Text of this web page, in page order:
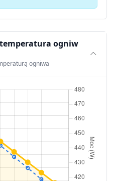
ogniw
ogniwa